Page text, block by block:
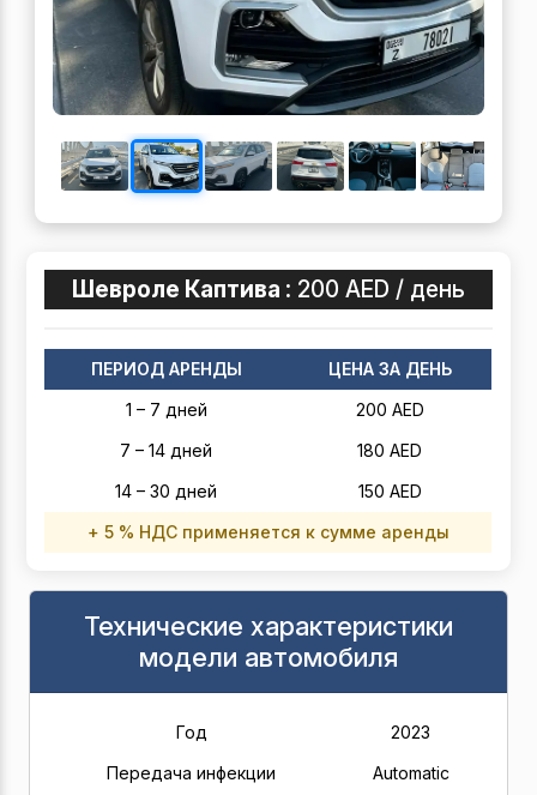
Шевроле Каптива : 200 AED / день
ПЕРИОД АРЕНДЫ
ЦЕНА ЗА ДЕНЬ
1 – 7 дней
200 AED
7 – 14 дней
180 AED
14 – 30 дней
150 AED
+ 5 % НДС применяется к сумме аренды
Технические характеристики
модели автомобиля
Год
2023
Передача инфекции
Automatic